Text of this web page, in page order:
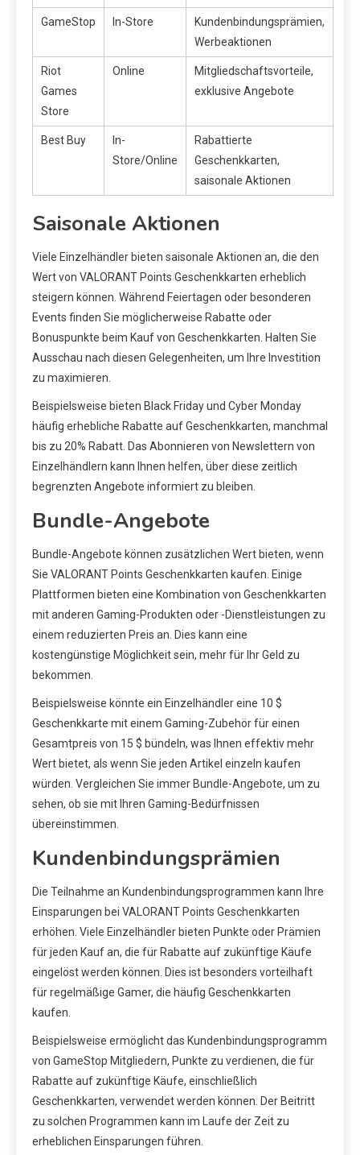
GameStop In-Store
Kundenbindungsprämien,
Werbeaktionen
Riot
Games
Store
Online
Mitgliedschaftsvorteile,
exklusive Angebote
Best Buy
In-
Store/Online
Rabattierte
Geschenkkarten,
saisonale Aktionen
Saisonale Aktionen
Viele Einzelhändler bieten saisonale Aktionen an, die den
Wert von VALORANT Points Geschenkkarten erheblich
steigern können. Während Feiertagen oder besonderen
Events finden Sie möglicherweise Rabatte oder
Bonuspunkte beim Kauf von Geschenkkarten. Halten Sie
Ausschau nach diesen Gelegenheiten, um Ihre Investition
zu maximieren.
Beispielsweise bieten Black Friday und Cyber Monday
häufig erhebliche Rabatte auf Geschenkkarten, manchmal
bis zu 20% Rabatt. Das Abonnieren von Newslettern von
Einzelhändlern kann Ihnen helfen, über diese zeitlich
begrenzten Angebote informiert zu bleiben.
Bundle-Angebote
Bundle-Angebote können zusätzlichen Wert bieten, wenn
Sie VALORANT Points Geschenkkarten kaufen. Einige
Plattformen bieten eine Kombination von Geschenkkarten
mit anderen Gaming-Produkten oder -Dienstleistungen zu
einem reduzierten Preis an. Dies kann eine
kostengünstige Möglichkeit sein, mehr für Ihr Geld zu
bekommen.
Beispielsweise könnte ein Einzelhändler eine 10 $
Geschenkkarte mit einem Gaming-Zubehör für einen
Gesamtpreis von 15 $ bündeln, was Ihnen effektiv mehr
Wert bietet, als wenn Sie jeden Artikel einzeln kaufen
würden. Vergleichen Sie immer Bundle-Angebote, um zu
sehen, ob sie mit Ihren Gaming-Bedürfnissen
übereinstimmen.
Kundenbindungsprämien
Die Teilnahme an Kundenbindungsprogrammen kann Ihre
Einsparungen bei VALORANT Points Geschenkkarten
erhöhen. Viele Einzelhändler bieten Punkte oder Prämien
für jeden Kauf an, die für Rabatte auf zukünftige Käufe
eingelöst werden können. Dies ist besonders vorteilhaft
für regelmäßige Gamer, die häufig Geschenkkarten
kaufen.
Beispielsweise ermöglicht das Kundenbindungsprogramm
von GameStop Mitgliedern, Punkte zu verdienen, die für
Rabatte auf zukünftige Käufe, einschließlich
Geschenkkarten, verwendet werden können. Der Beitritt
zu solchen Programmen kann im Laufe der Zeit zu
erheblichen Einsparungen führen.